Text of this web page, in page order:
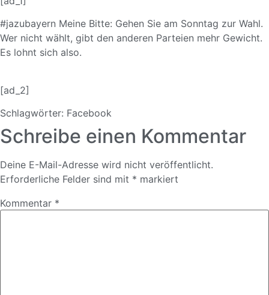
#jazubayern Meine Bitte: Gehen Sie am Sonntag zur Wahl.
Wer nicht wählt, gibt den anderen Parteien mehr Gewicht.
Es lohnt sich also.
[ad_2]
Schlagwörter: Facebook
Schreibe einen Kommentar
Deine E-Mail-Adresse wird nicht veröffentlicht.
Erforderliche Felder sind mit * markiert
Kommentar *